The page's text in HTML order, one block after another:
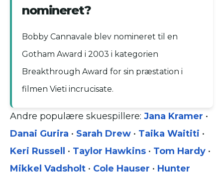
nomineret?
Bobby Cannavale blev nomineret til en
Gotham Award i 2003 i kategorien
Breakthrough Award for sin præstation i
filmen Vieti incrucisate.
Andre populære skuespillere: Jana Kramer •
Danai Gurira • Sarah Drew • Taika Waititi •
Keri Russell
• Taylor Hawkins • Tom Hardy •
Mikkel Vadsholt • Cole Hauser • Hunter